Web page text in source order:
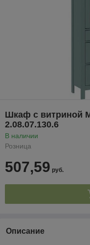
Шкаф с витриной
2.08.07.130.6
В наличии
Розница
507,59 руб.
Описание